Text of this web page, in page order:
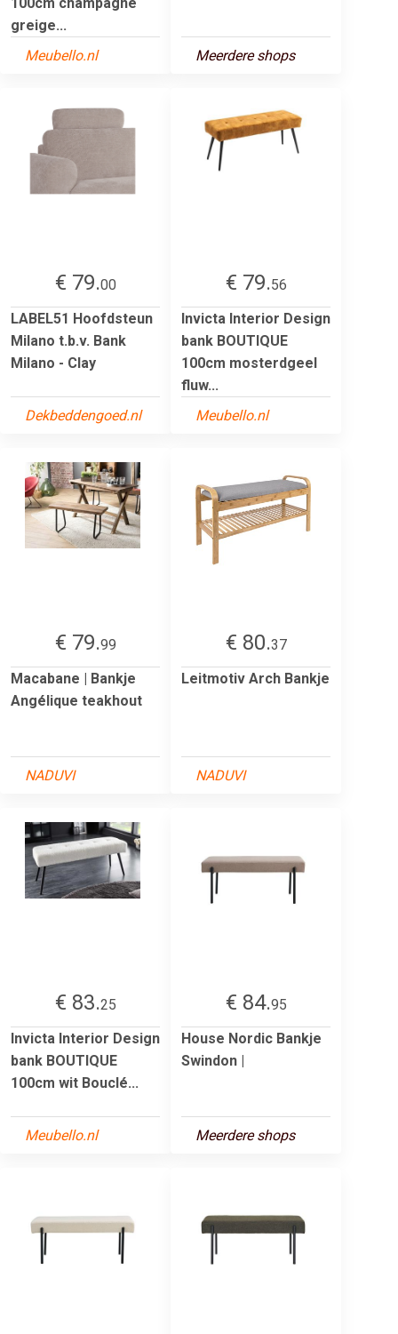
greige...
Meubello.nl
Meerdere shops
€ 79.00
LABEL51 Hoofdsteun
Milano t.b.v. Bank
Milano - Clay
Dekbeddengoed.nl
€ 79.56
Invicta Interior Design
bank BOUTIQUE
100cm mosterdgeel
fluw...
Meubello.nl
€ 79.99
Macabane | Bankje
Angélique teakhout
NADUVI
€ 80.37
Leitmotiv Arch Bankje
NADUVI
€ 83.25
Invicta Interior Design
bank BOUTIQUE
100cm wit Bouclé...
Meubello.nl
€ 84.95
House Nordic Bankje
Swindon |
Meerdere shops